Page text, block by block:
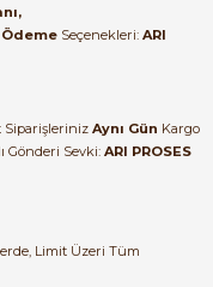
Ödeme Seçenekleri: ARI
Siparişleriniz Aynı Gün Kargo
Gönderi Sevki: ARI PROSES
Limit Üzeri Tüm